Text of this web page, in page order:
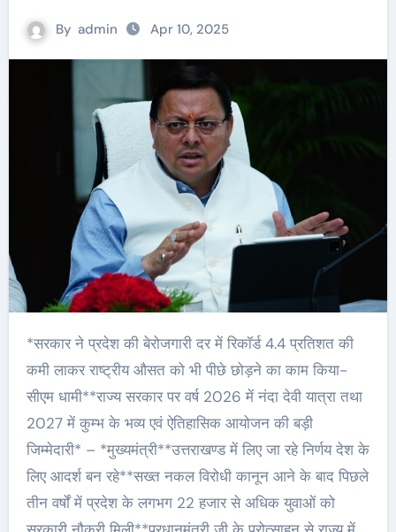
By admin Apr 10, 2025
*सरकार ने प्रदेश की बेरोजगारी दर में रिकॉर्ड 4.4 प्रतिशत की
कमी लाकर राष्ट्रीय औसत को भी पीछे छोड़ने का काम किया-
सीएम धामी**राज्य सरकार पर वर्ष 2026 में नंदा देवी यात्रा तथा
2027 में कुम्भ के भव्य एवं ऐतिहासिक आयोजन की बड़ी
जिम्मेदारी* – *मुख्यमंत्री**उत्तराखण्ड में लिए जा रहे निर्णय देश के
लिए आदर्श बन रहे**सख्त नकल विरोधी कानून आने के बाद पिछले
तीन वर्षों में प्रदेश के लगभग 22 हजार से अधिक युवाओं को